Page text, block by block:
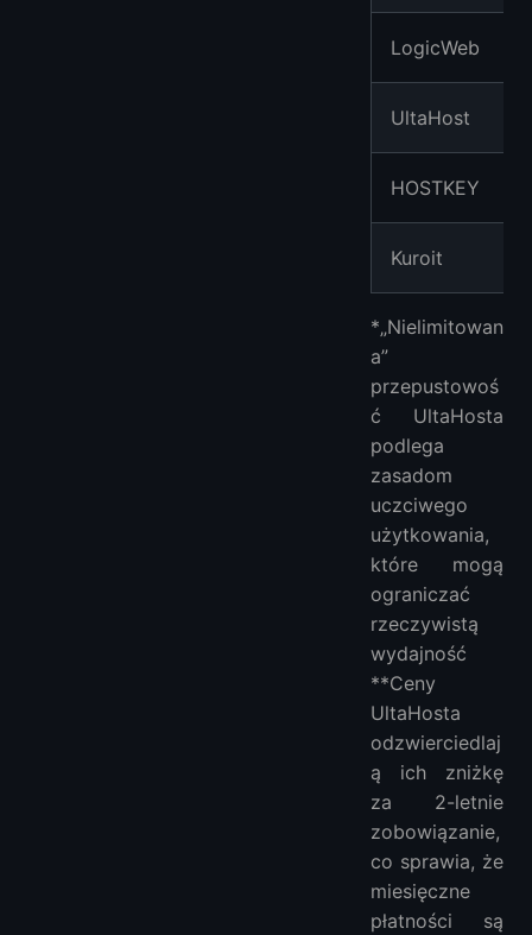
LogicWeb
UltaHost
HOSTKEY
Kuroit
*„Nielimitowan
a”
przepustowoś
ć UltaHosta
podlega
zasadom
uczciwego
użytkowania,
które mogą
ograniczać
rzeczywistą
wydajność
**Ceny
UltaHosta
odzwierciedlaj
ą ich zniżkę
za 2-letnie
zobowiązanie,
co sprawia, że
miesięczne
płatności są